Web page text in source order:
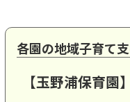
各園の地域子育て
【玉野浦保育園】